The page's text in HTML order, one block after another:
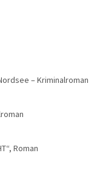
– Kriminalroman
Roman